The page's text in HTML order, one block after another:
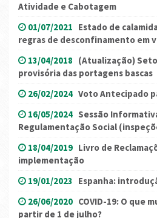
Atividade e Cabotagem
01/07/2021 Estado de
regras de desconfinamento em
13/04/2018 (Atualização)
provisória das portagens bascas
26/02/2024 Voto Antecipado
16/05/2024 Sessão
Regulamentação Social
18/04/2019 Livro de
implementação
19/01/2023 Espanha:
26/06/2020 COVID-19: O que
partir de 1 de julho?